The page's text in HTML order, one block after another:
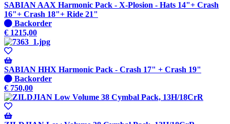
SABIAN AAX Harmonic Pack - X-Plosion - Hats 14"+ Crash
16"+ Crash 18"+ Ride 21"
Niet
op
voorraad
-
Wordt
verzonden
wanneer
beschikbaar
Backorder
€ 1215,00
SABIAN HHX Harmonic Pack - Crash 17" + Crash 19"
Niet
op
voorraad
-
Wordt
Backorder
€ 750,00